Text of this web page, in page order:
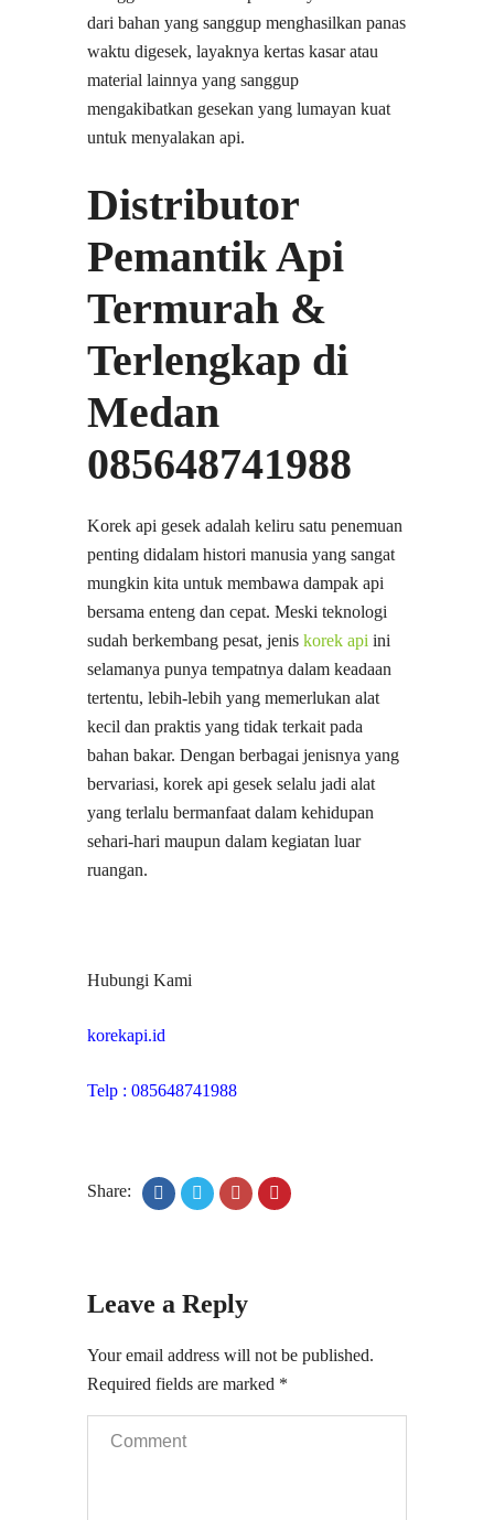
dari bahan yang sanggup menghasilkan panas
waktu digesek, layaknya kertas kasar atau
material lainnya yang sanggup
mengakibatkan gesekan yang lumayan kuat
untuk menyalakan api.
Distributor
Pemantik Api
Termurah &
Terlengkap di
Medan
085648741988
Korek api gesek adalah keliru satu penemuan
penting didalam histori manusia yang sangat
mungkin kita untuk membawa dampak api
bersama enteng dan cepat. Meski teknologi
sudah berkembang pesat, jenis korek api ini
selamanya punya tempatnya dalam keadaan
tertentu, lebih-lebih yang memerlukan alat
kecil dan praktis yang tidak terkait pada
bahan bakar. Dengan berbagai jenisnya yang
bervariasi, korek api gesek selalu jadi alat
yang terlalu bermanfaat dalam kehidupan
sehari-hari maupun dalam kegiatan luar
ruangan.
Hubungi Kami
korekapi.id
Telp : 085648741988
Share:
Leave a Reply
Your email address will not be published.
Required fields are marked *